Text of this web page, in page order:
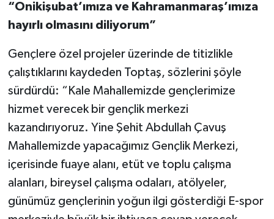
“Onikişubat’ımıza ve Kahramanmaraş’ımıza
hayırlı olmasını diliyorum”
Gençlere özel projeler üzerinde de titizlikle
çalıştıklarını kaydeden Toptaş, sözlerini şöyle
sürdürdü: “Kale Mahallemizde gençlerimize
hizmet verecek bir gençlik merkezi
kazandırıyoruz. Yine Şehit Abdullah Çavuş
Mahallemizde yapacağımız Gençlik Merkezi,
içerisinde fuaye alanı, etüt ve toplu çalışma
alanları, bireysel çalışma odaları, atölyeler,
günümüz gençlerinin yoğun ilgi gösterdiği E-spor